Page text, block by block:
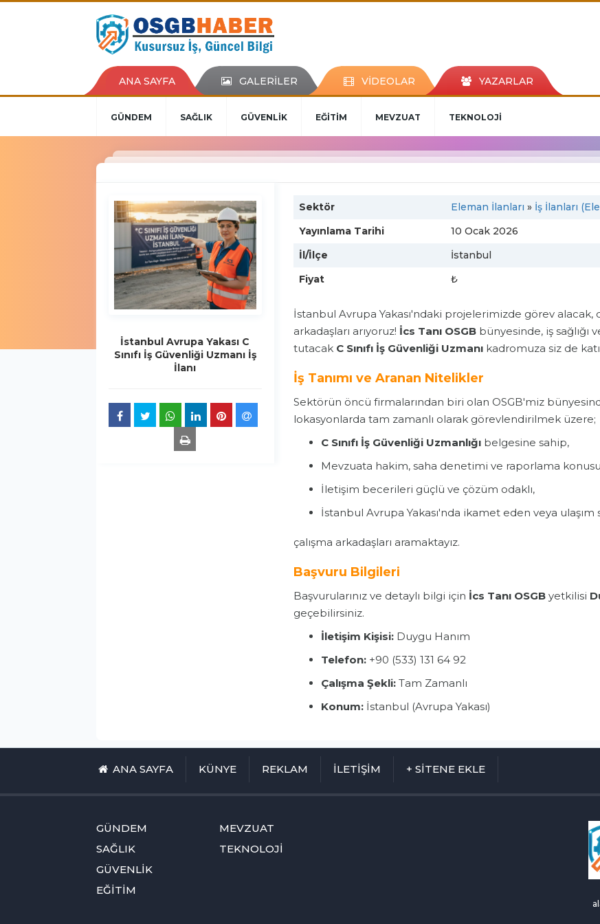
ANA SAYFA GALERİLER VİDEOLAR YAZARLAR
GÜNDEM SAĞLIK GÜVENLİK EĞİTİM MEVZUAT TEKNOLOJİ
İstanbul Avrupa Yakası C
Sınıfı İş Güvenliği Uzmanı İş
İlanı
Sektör Eleman İlanları » İş İlanları
Yayınlama Tarihi
10 Ocak 2026
İl/İlçe
İstanbul
Fiyat
₺
İstanbul Avrupa Yakası'ndaki projelerimizde görev alacak,
arkadaşları arıyoruz! İcs Tanı OSGBbünyesinde, iş sağlığı
tutacak C Sınıfı İş Güvenliği Uzmanıkadromuza siz de
İş Tanımı ve Aranan Nitelikler
Sektörün öncü firmalarından biri olan OSGB'miz
lokasyonlarda tam zamanlı olarak görevlendirilmek üzere;
C Sınıfı İş Güvenliği Uzmanlığıbelgesine sahip,
Mevzuata hakim, saha denetimi ve raporlama
İletişim becerileri güçlü ve çözüm odaklı,
İstanbul Avrupa Yakası'nda ikamet eden veya
çalışma arkadaşları aramaktayız.
Başvuru Bilgileri
Başvurularınız ve detaylı bilgi için İcs Tanı OSGByetkilisi
geçebilirsiniz.
İletişim Kişisi:Duygu Hanım
Telefon:+90 (533) 131 64 92
Çalışma Şekli:Tam Zamanlı
Konum:İstanbul (Avrupa Yakası)
ANA SAYFA KÜNYE REKLAM İLETİŞİM + SİTENE EKLE
GÜNDEM
SAĞLIK
GÜVENLİK
EĞİTİM
MEVZUAT
TEKNOLOJİ